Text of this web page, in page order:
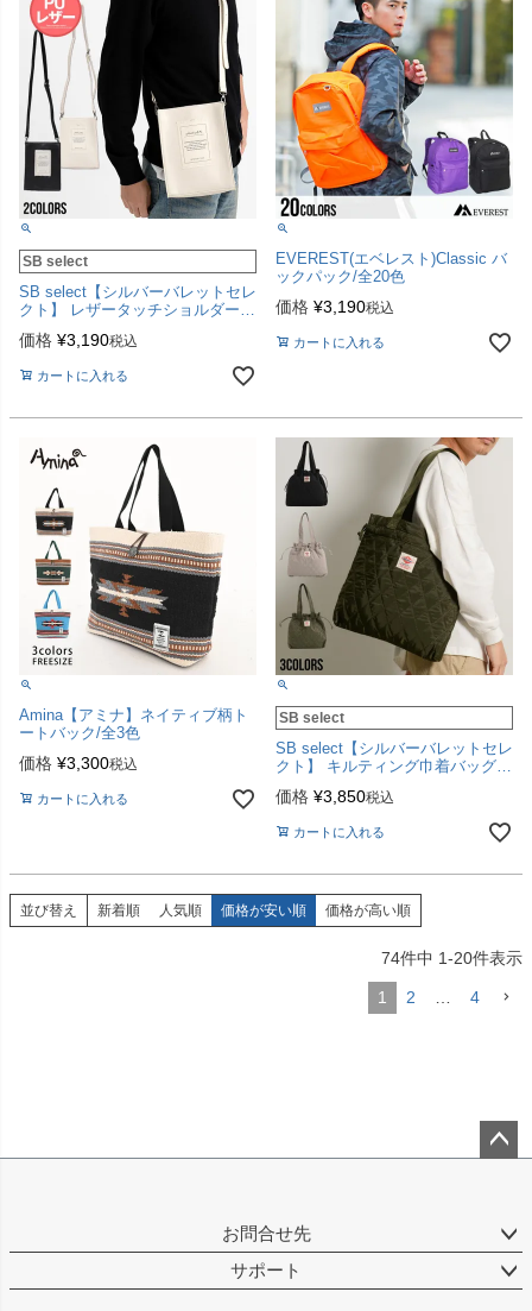
SB select
SB select【シルバーバレットセレ
クト】 レザータッチショルダーバ
価格 ¥3,190税込
カートに入れる
EVEREST(エベレスト)Classic バ
ックパック/全20色
価格 ¥3,190税込
カートに入れる
Amina【アミナ】ネイティブ柄ト
ートバック/全3色
価格 ¥3,300税込
カートに入れる
SB select
SB select【シルバーバレットセレ
クト】 キルティング巾着バッグ/
価格 ¥3,850税込
カートに入れる
並び替え 新着順 人気順 価格が安い順 価格が高い順
74件中 1-20件表示
1 2 4
お問合せ先
サポート